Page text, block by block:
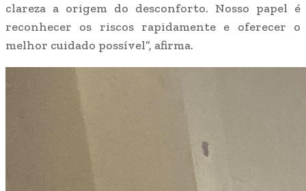
clareza a origem do desconforto. Nosso papel é
reconhecer os riscos rapidamente e oferecer o
melhor cuidado possível”, afirma.